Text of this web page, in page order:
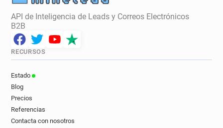
API de Inteligencia de Leads y Correos Electrónicos
B2B
RECURSOS
Estado
Blog
Precios
Referencias
Contacta con nosotros